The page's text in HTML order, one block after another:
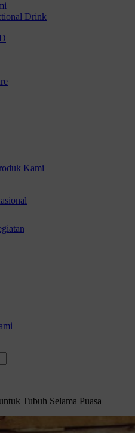
Drink
Kami
Tubuh Selama Puasa